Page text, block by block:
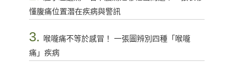
懂腹痛位置潛在疾病與警訊
3.
喉嚨痛不等於感冒！ 一張圖辨別四種「喉嚨
痛」疾病